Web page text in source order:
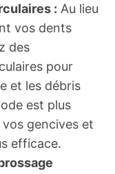
: Au lieu
vos dents
des
pour
et les débris
est plus
gencives et
efficace.